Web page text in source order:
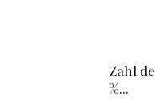
Zahl
%...